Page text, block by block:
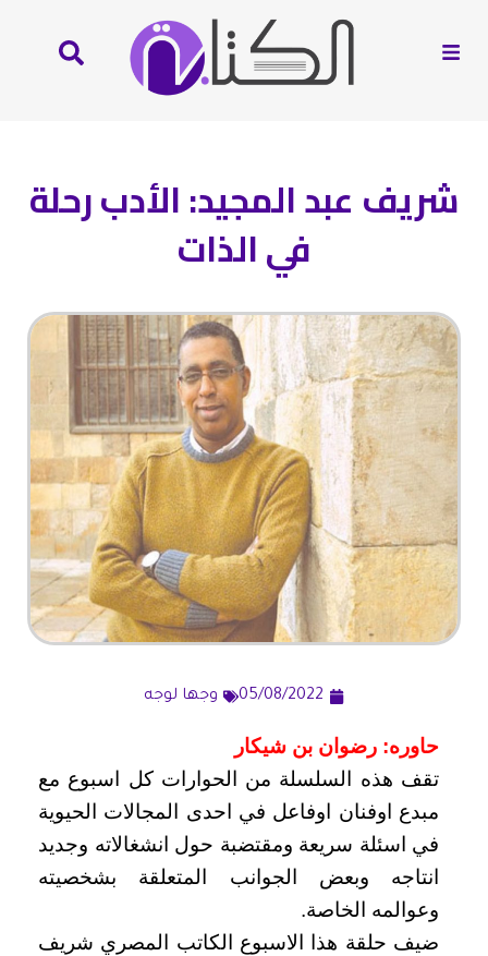
شريف عبد المجيد: الأدب رحلة
في الذات
05/08/2022 وجها لوجه
حاوره: رضوان بن شيكار
تقف هذه السلسلة من الحوارات كل اسبوع مع
مبدع اوفنان اوفاعل في احدى المجالات الحيوية
في اسئلة سريعة ومقتضبة حول انشغالاته وجديد
انتاجه وبعض الجوانب المتعلقة بشخصيته
وعوالمه الخاصة.
ضيف حلقة هذا الاسبوع الكاتب المصري شريف